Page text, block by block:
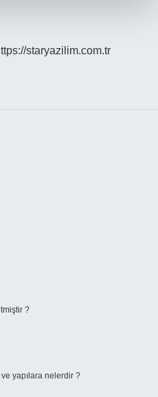
staryazilim.com.tr
?
yapılara nelerdir ?